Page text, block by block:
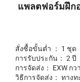
แพลตฟอร์มฝึก
สั่งซื้อขั้นต่ำ ： 1 ชุด
การรับประกัน： 2 ปี
การจัดส่ง： EXW กว
วิธีการจัดส่ง： ทาง